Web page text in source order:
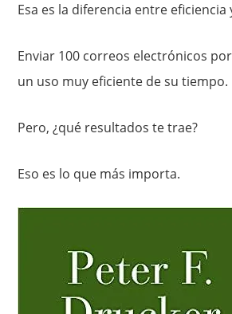
Esa es la diferencia entre eficiencia
Enviar 100 correos electrónicos
un uso muy eficiente de su tiempo.
Pero, ¿qué resultados te trae?
Eso es lo que más importa.